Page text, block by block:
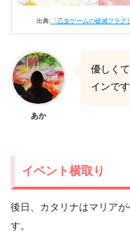
出典: 『乙女ゲームの破滅フラ
あか
優しく
インです
イベント横取り
後日、カタリナはマリア
す。